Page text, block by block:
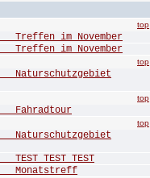
top
im November
im November
top
top
top
TEST TEST